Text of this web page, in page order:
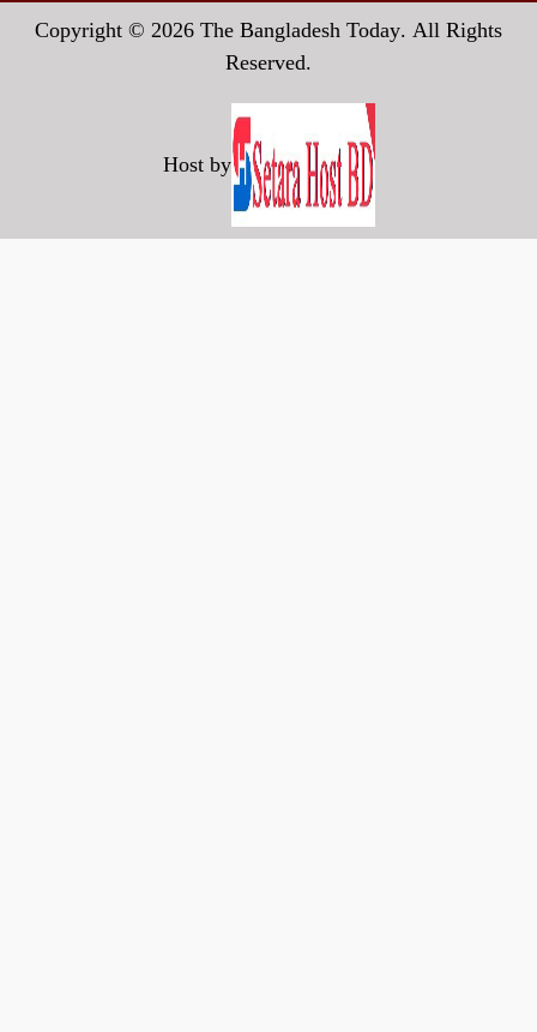
Copyright © 2026 The Bangladesh Today. All Rights
Reserved.
Host by